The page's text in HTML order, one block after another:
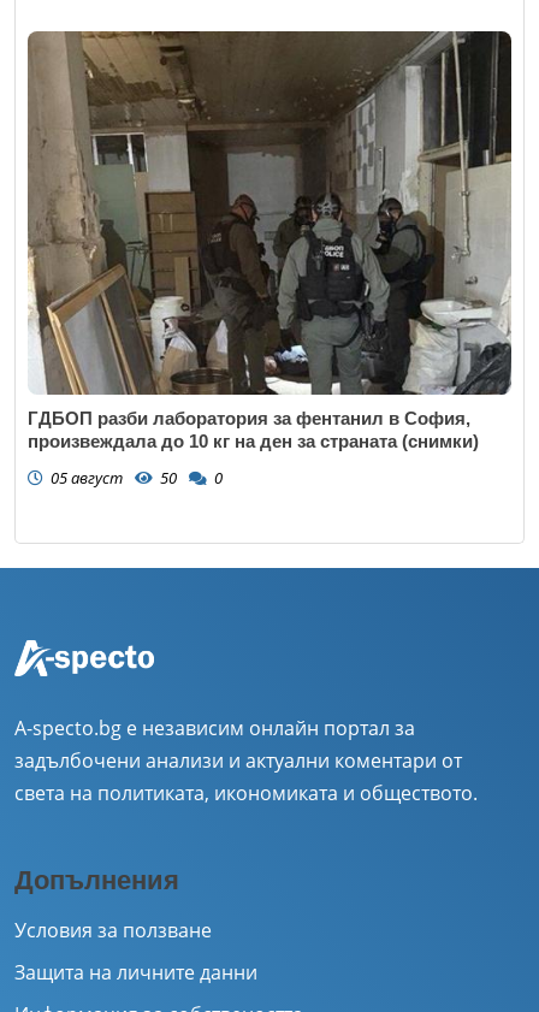
ГДБОП разби лаборатория за фентанил в София,
произвеждала до 10 кг на ден за страната (снимки)
05 август 50 0
A-specto.bg е независим онлайн портал за
задълбочени анализи и актуални коментари от
света на политиката, икономиката и обществото.
Допълнения
Условия за ползване
Защита на личните данни